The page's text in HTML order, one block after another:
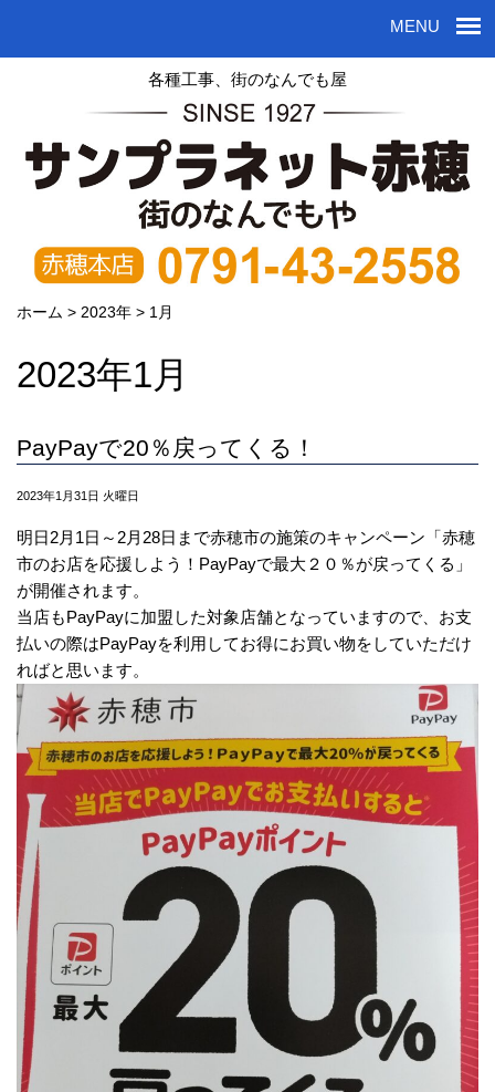
MENU
各種工事、街のなんでも屋
ホーム > 2023年 > 1月
2023年1月
PayPayで20％戻ってくる！
2023年1月31日 火曜日
明日2月1日～2月28日まで赤穂市の施策のキャンペーン「赤穂
市のお店を応援しよう！PayPayで最大２０％が戻ってくる」
が開催されます。
当店もPayPayに加盟した対象店舗となっていますので、お支
払いの際はPayPayを利用してお得にお買い物をしていただけ
ればと思います。